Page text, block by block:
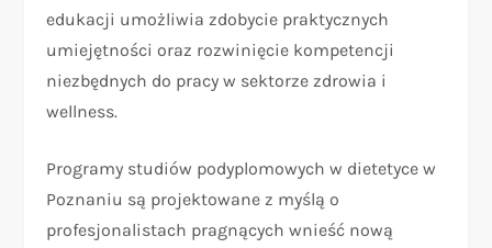
edukacji umożliwia zdobycie praktycznych
umiejętności oraz rozwinięcie kompetencji
niezbędnych do pracy w sektorze zdrowia i
wellness.
Programy studiów podyplomowych w dietetyce w
Poznaniu są projektowane z myślą o
profesjonalistach pragnących wnieść nową